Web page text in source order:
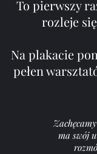
To pierwszy
rozleje
Na plakacie
pełen
ma swój